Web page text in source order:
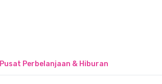
Pusat Perbelanjaan & Hiburan